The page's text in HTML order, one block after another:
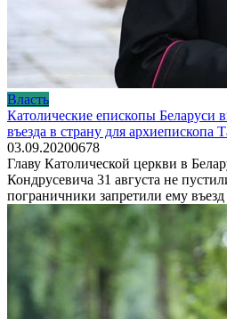
Власть
Католические епископы Беларуси
въезда в страну для архиепископа
03.09.20200678
Главу Католической церкви в
Кондрусевича 31 августа не
пограничники запретили ему